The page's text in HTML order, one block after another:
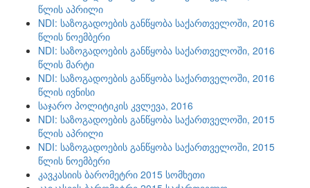
წლის აპრილი
NDI: საზოგადოების განწყობა საქართველოში, 2016
წლის ნოემბერი
NDI: საზოგადოების განწყობა საქართველოში, 2016
წლის მარტი
NDI: საზოგადოების განწყობა საქართველოში, 2016
წლის ივნისი
საჯარო პოლიტიკის კვლევა, 2016
NDI: საზოგადოების განწყობა საქართველოში, 2015
წლის აპრილი
NDI: საზოგადოების განწყობა საქართველოში, 2015
წლის ნოემბერი
კავკასიის ბარომეტრი 2015 სომხეთი